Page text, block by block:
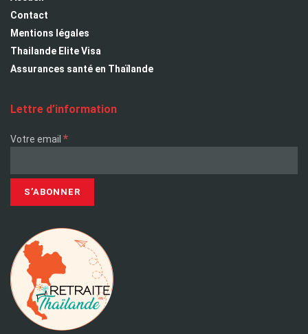
Contact
Mentions légales
Thailande Elite Visa
Assurances santé en Thaïlande
Lettre d’information
Votre email *